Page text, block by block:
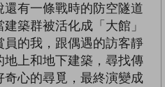
有一條戰時的防空隧道
築群被活化成「大館」
的我，跟偶遇的訪客靜
上和地下建築，尋找傳
心的尋覓，最終演變成